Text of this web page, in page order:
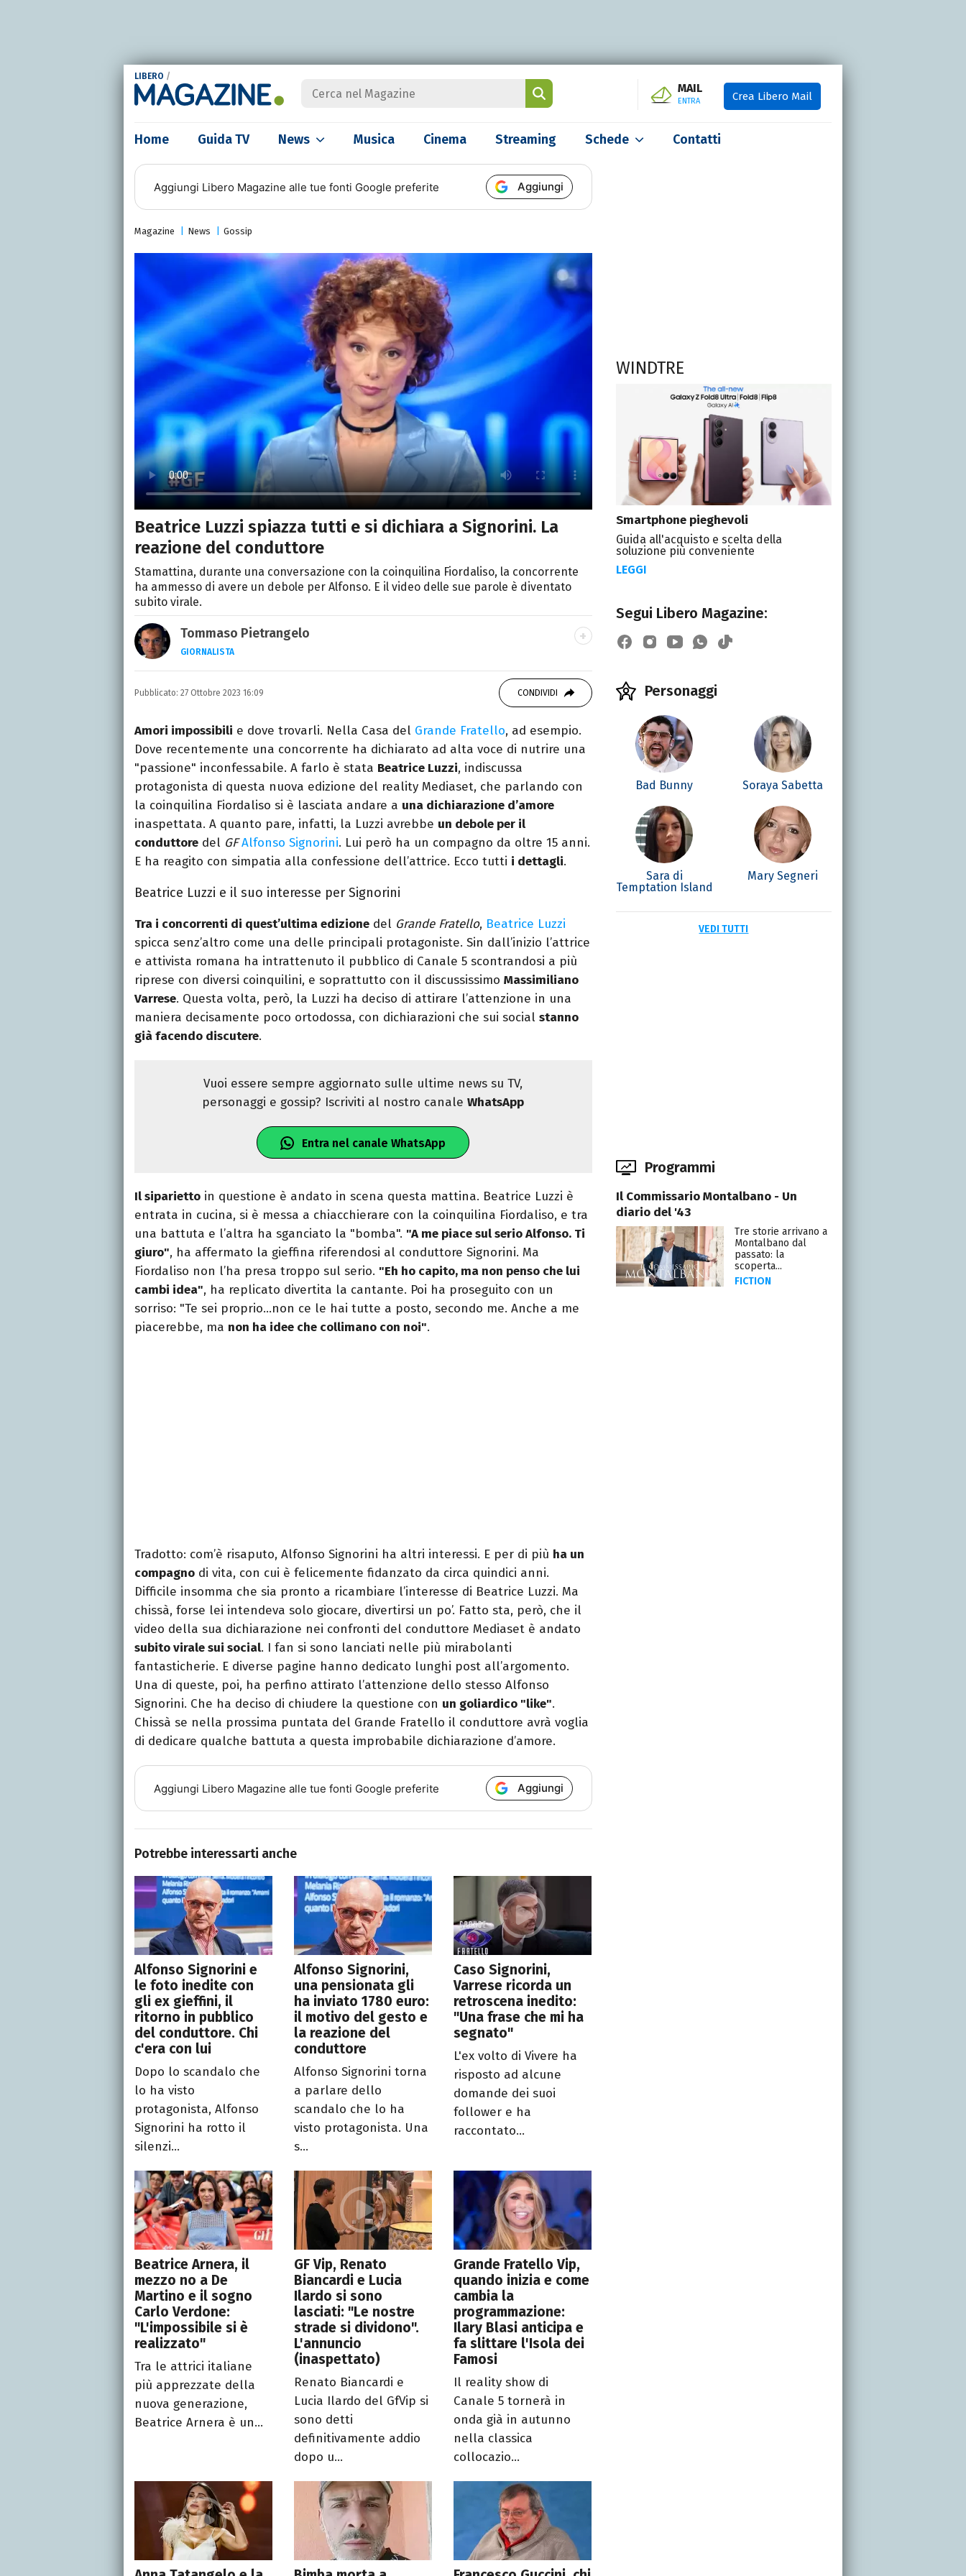
LIBERO /
MAIL
ENTRA Crea Libero Mail
Home Guida TV News Musica Cinema Streaming Schede Contatti
Aggiungi Libero Magazine alle tue fonti Google preferite Aggiungi
Magazine News Gossip
Beatrice Luzzi spiazza tutti e si dichiara a Signorini. La
reazione del conduttore
Stamattina, durante una conversazione con la coinquilina Fiordaliso, la concorrente
ha ammesso di avere un debole per Alfonso. E il video delle sue parole è diventato
subito virale.
Tommaso Pietrangelo
GIORNALISTA
Autore, giornalista, cantautore. Laureato in Letterature Straniere, è
appassionato di cinema, poesia e Shakespeare. Scrive canzoni e ama i
Pubblicato: 27 Ottobre 2023 16:09 CONDIVIDI
Amori impossibili e dove trovarli. Nella Casa del Grande Fratello, ad esempio.
Dove recentemente una concorrente ha dichiarato ad alta voce di nutrire una
"passione" inconfessabile. A farlo è stata Beatrice Luzzi, indiscussa
protagonista di questa nuova edizione del reality Mediaset, che parlando con
la coinquilina Fiordaliso si è lasciata andare a una dichiarazione d’amore
inaspettata. A quanto pare, infatti, la Luzzi avrebbe un debole per il
conduttore del GFAlfonso Signorini. Lui però ha un compagno da oltre 15 anni.
E ha reagito con simpatia alla confessione dell’attrice. Ecco tutti i dettagli.
Beatrice Luzzi e il suo interesse per Signorini
Tra i concorrenti di quest’ultima edizione del Grande Fratello, Beatrice Luzzi
spicca senz’altro come una delle principali protagoniste. Sin dall’inizio l’attrice
e attivista romana ha intrattenuto il pubblico di Canale 5 scontrandosi a più
riprese con diversi coinquilini, e soprattutto con il discussissimo Massimiliano
Varrese. Questa volta, però, la Luzzi ha deciso di attirare l’attenzione in una
maniera decisamente poco ortodossa, con dichiarazioni che sui social stanno
già facendo discutere.
Vuoi essere sempre aggiornato sulle ultime news su TV,
personaggi e gossip? Iscriviti al nostro canaleWhatsApp
Entra nel canale WhatsApp
Il siparietto in questione è andato in scena questa mattina. Beatrice Luzzi è
entrata in cucina, si è messa a chiacchierare con la coinquilina Fiordaliso, e tra
una battuta e l’altra ha sganciato la "bomba". "A me piace sul serio Alfonso. Ti
giuro", ha affermato la gieffina riferendosi al conduttore Signorini. Ma
Fiordaliso non l’ha presa troppo sul serio. "Eh ho capito, ma non penso che lui
cambi idea", ha replicato divertita la cantante. Poi ha proseguito con un
sorriso: "Te sei proprio…non ce le hai tutte a posto, secondo me. Anche a me
piacerebbe, ma non ha idee che collimano con noi".
Tradotto: com’è risaputo, Alfonso Signorini ha altri interessi. E per di più ha un
compagno di vita, con cui è felicemente fidanzato da circa quindici anni.
Difficile insomma che sia pronto a ricambiare l’interesse di Beatrice Luzzi. Ma
chissà, forse lei intendeva solo giocare, divertirsi un po’. Fatto sta, però, che il
video della sua dichiarazione nei confronti del conduttore Mediaset è andato
subito virale sui social. I fan si sono lanciati nelle più mirabolanti
fantasticherie. E diverse pagine hanno dedicato lunghi post all’argomento.
Una di queste, poi, ha perfino attirato l’attenzione dello stesso Alfonso
Signorini. Che ha deciso di chiudere la questione con un goliardico "like".
Chissà se nella prossima puntata del Grande Fratello il conduttore avrà voglia
di dedicare qualche battuta a questa improbabile dichiarazione d’amore.
Aggiungi Libero Magazine alle tue fonti Google preferite Aggiungi
Potrebbe interessarti anche
Alfonso Signorini e
le foto inedite con
gli ex gieffini, il
ritorno in pubblico
del conduttore. Chi
c'era con lui
Dopo lo scandalo che
lo ha visto
protagonista, Alfonso
Signorini ha rotto il
silenzi...
Alfonso Signorini,
una pensionata gli
ha inviato 1780 euro:
il motivo del gesto e
la reazione del
conduttore
Alfonso Signorini torna
a parlare dello
scandalo che lo ha
visto protagonista. Una
s...
Caso Signorini,
Varrese ricorda un
retroscena inedito:
"Una frase che mi ha
segnato"
L'ex volto di Vivere ha
risposto ad alcune
domande dei suoi
follower e ha
raccontato...
Beatrice Arnera, il
mezzo no a De
Martino e il sogno
Carlo Verdone:
"L'impossibile si è
realizzato"
Tra le attrici italiane
più apprezzate della
nuova generazione,
Beatrice Arnera è un...
GF Vip, Renato
Biancardi e Lucia
Ilardo si sono
lasciati: "Le nostre
strade si dividono".
L'annuncio
(inaspettato)
Renato Biancardi e
Lucia Ilardo del GfVip si
sono detti
definitivamente addio
dopo u...
Grande Fratello Vip,
quando inizia e come
cambia la
programmazione:
Ilary Blasi anticipa e
fa slittare l'Isola dei
Famosi
Il reality show di
Canale 5 tornerà in
onda già in autunno
nella classica
collocazio...
WINDTRE
Smartphone pieghevoli
Guida all'acquisto e scelta della
soluzione più conveniente
LEGGI
Segui Libero Magazine:
Personaggi
Bad Bunny Soraya Sabetta
Sara di
Temptation Island
Mary Segneri
VEDI TUTTI
Programmi
Il Commissario Montalbano - Un
diario del '43
Tre storie arrivano a
Montalbano dal
passato: la
scoperta...
FICTION